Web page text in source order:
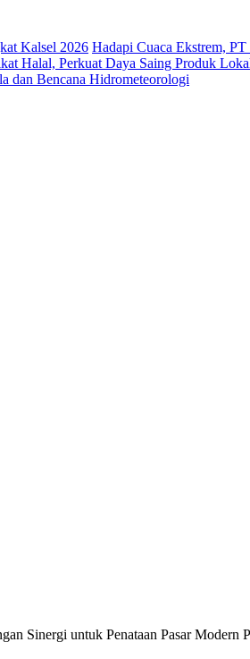
Kalsel 2026 Hadapi Cuaca Ekstrem,
Halal, Perkuat Daya Saing Produk
dan Bencana Hidrometeorologi
Sinergi untuk Penataan Pasar Modern